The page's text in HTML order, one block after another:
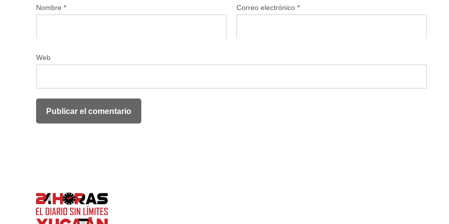
Nombre * Correo electrónico *
Web